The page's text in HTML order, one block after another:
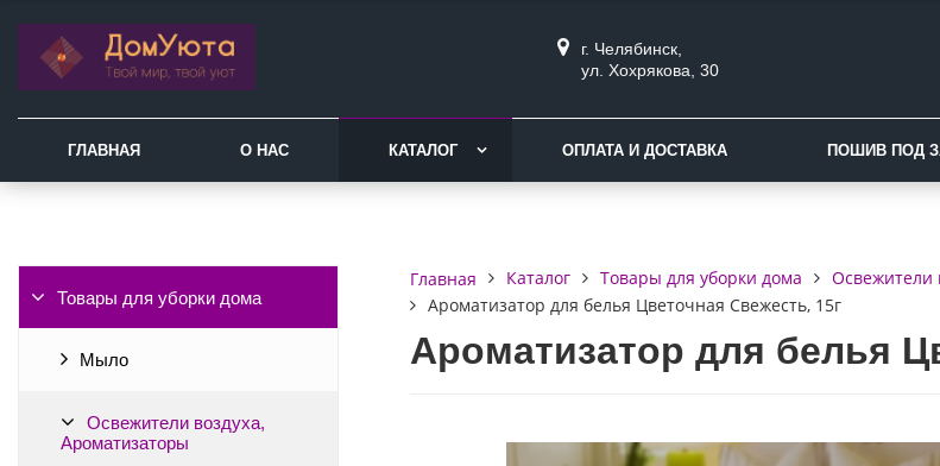
г. Челябинск,
ул. Хохрякова, 30
ГЛАВНАЯ О НАС КАТАЛОГ ОПЛАТА И ДОСТАВКА ПОШИВ ПОД
Товары для уборки дома
Мыло
Освежители воздуха,
Ароматизаторы
Главная Каталог Товары для уборки дома Освежители
Ароматизатор для белья Цветочная Свежесть, 15г
Ароматизатор для белья